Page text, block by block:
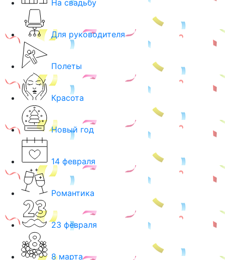
На свадьбу
Для руководителя
Полеты
Красота
Новый год
14 февраля
Романтика
23 февраля
8 марта